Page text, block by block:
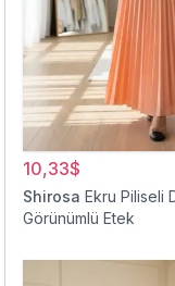
10,33$
Shirosa Ekru Piliseli
Görünümlü Etek